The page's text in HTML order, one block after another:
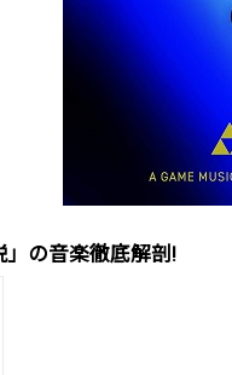
」の音楽徹底解剖!